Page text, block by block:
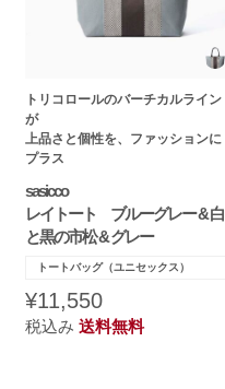
トリコロールのバーチカルライン
が
上品さと個性を、ファッションに
プラス
sasicco
レイトート ブルーグレー & 白
と黒の市松 & グレー
トートバッグ（ユニセックス）
¥11,550
税込み送料無料